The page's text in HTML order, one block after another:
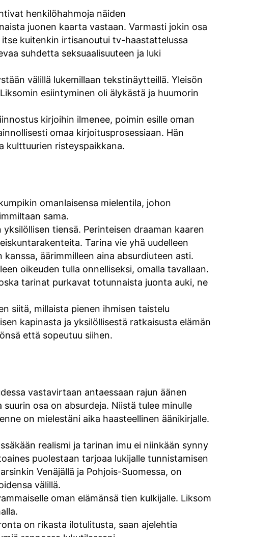
henkilöhahmoja näiden
juonen kaarta vastaan. Varmasti jokin osa
kuitenkin irtisanoutui tv-haastattelussa
suhdetta seksuaalisuuteen ja luki
välillä lukemillaan tekstinäytteillä. Yleisön
esiintyminen oli älykästä ja huumorin
kirjoihin ilmenee, poimin esille oman
omaa kirjoitusprosessiaan. Hän
kulttuurien risteyspaikkana.
omanlaisensa mielentila, johon
sama.
tiensä. Perinteisen draaman kaaren
Tarina vie yhä uudelleen
äärimmilleen aina absurdiuteen asti.
oikeuden tulla onnelliseksi, omalla tavallaan.
tarinat purkavat totunnaista juonta auki, ne
siitä, millaista pienen ihmisen taistelu
kapinasta ja yksilöllisestä ratkaisusta elämän
että sopeutuu siihen.
vastavirtaan antaessaan rajun äänen
osa on absurdeja. Niistä tulee minulle
on mielestäni aika haasteellinen äänikirjalle.
realismi ja tarinan imu ei niinkään synny
puolestaan tarjoaa lukijalle tunnistamisen
Venäjällä ja Pohjois-Suomessa, on
välillä.
oman elämänsä tien kulkijalle. Liksom
on rikasta ilotulitusta, saan ajelehtia